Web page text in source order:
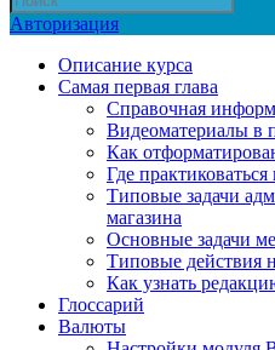
Авторизация
Описание курса
Самая первая глава
Справочная
Видеоматериалы в
Как
Где
Типовые задачи
магазина
Основные задачи
Типовые действия
Как узнать
Глоссарий
Валюты